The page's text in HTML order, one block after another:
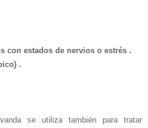
con estados de nervios o estrés .
.
se utiliza también para tratar